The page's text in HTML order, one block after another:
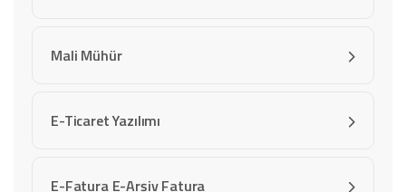
Mali Mühür
E-Ticaret Yazılımı
E-Fatura E-Arşiv Fatura